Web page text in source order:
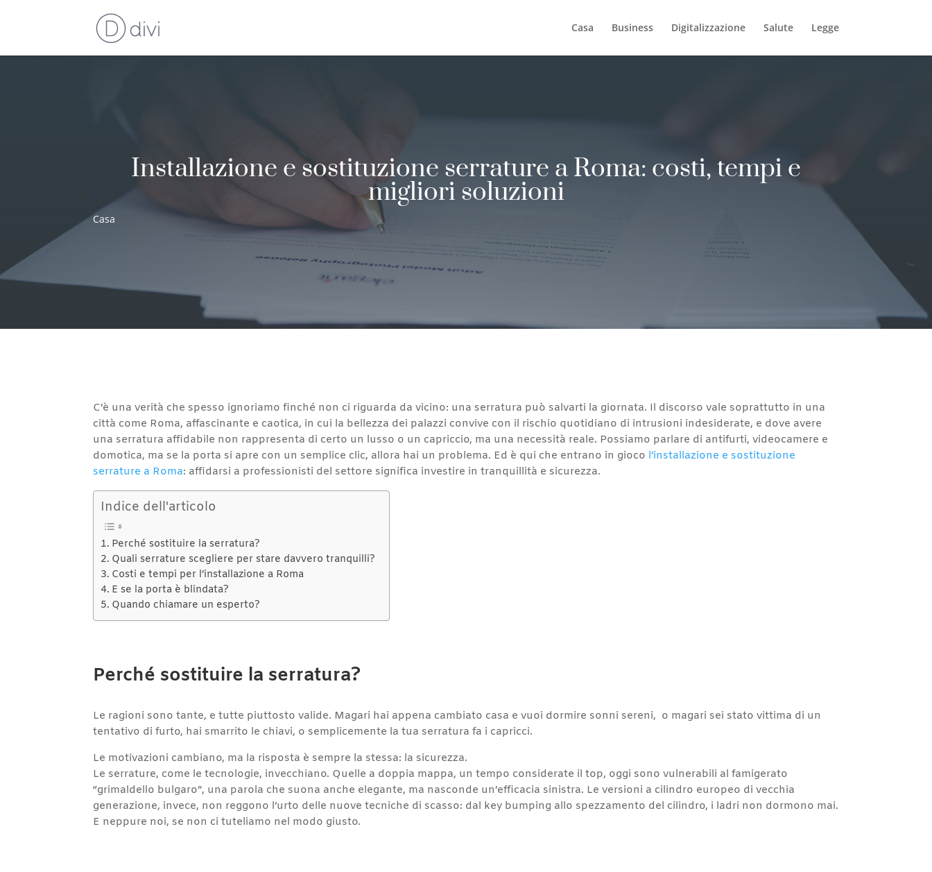
Casa Business Digitalizzazione Salute Legge
Installazione e sostituzione serrature a Roma: costi, tempi e
migliori soluzioni
Casa
C’è una verità che spesso ignoriamo finché non ci riguarda da vicino: una serratura può salvarti la giornata. Il discorso vale soprattutto in una
città come Roma, affascinante e caotica, in cui la bellezza dei palazzi convive con il rischio quotidiano di intrusioni indesiderate, e dove avere
una serratura affidabile non rappresenta di certo un lusso o un capriccio, ma una necessità reale. Possiamo parlare di antifurti, videocamere e
domotica, ma se la porta si apre con un semplice clic, allora hai un problema. Ed è qui che entrano in gioco l’installazione e sostituzione
serrature a Roma: affidarsi a professionisti del settore significa investire in tranquillità e sicurezza.
Indice dell'articolo
Perché sostituire la serratura?
Quali serrature scegliere per stare davvero tranquilli?
Costi e tempi per l’installazione a Roma
E se la porta è blindata?
Quando chiamare un esperto?
Perché sostituire la serratura?
Le ragioni sono tante, e tutte piuttosto valide. Magari hai appena cambiato casa e vuoi dormire sonni sereni, o magari sei stato vittima di un
tentativo di furto, hai smarrito le chiavi, o semplicemente la tua serratura fa i capricci.
Le motivazioni cambiano, ma la risposta è sempre la stessa: la sicurezza.
Le serrature, come le tecnologie, invecchiano. Quelle a doppia mappa, un tempo considerate il top, oggi sono vulnerabili al famigerato
“grimaldello bulgaro”, una parola che suona anche elegante, ma nasconde un’efficacia sinistra. Le versioni a cilindro europeo di vecchia
generazione, invece, non reggono l’urto delle nuove tecniche di scasso: dal key bumping allo spezzamento del cilindro, i ladri non dormono mai.
E neppure noi, se non ci tuteliamo nel modo giusto.